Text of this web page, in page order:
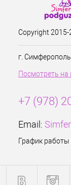
Copyright
г.
Посмотреть на
+7 (978)
Email:
График работы